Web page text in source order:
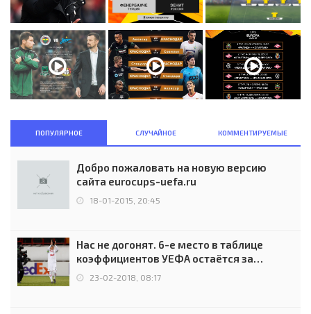
ПОПУЛЯРНОЕ СЛУЧАЙНОЕ КОММЕНТИРУЕМЫЕ
Добро пожаловать на новую версию
сайта eurocups-uefa.ru
18-01-2015, 20:45
Нас не догонят. 6-е место в таблице
коэффициентов УЕФА остаётся за
Россией
23-02-2018, 08:17